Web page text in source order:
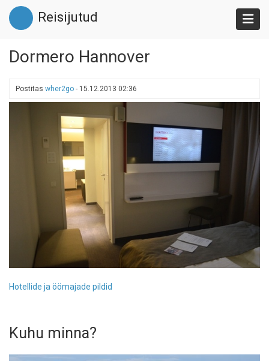
Liigu
edasi
põhisisu
Reisijutud
Dormero Hannover
Postitas wher2go - 15.12.2013 02:36
Hotellide ja öömajade pildid
Kuhu minna?